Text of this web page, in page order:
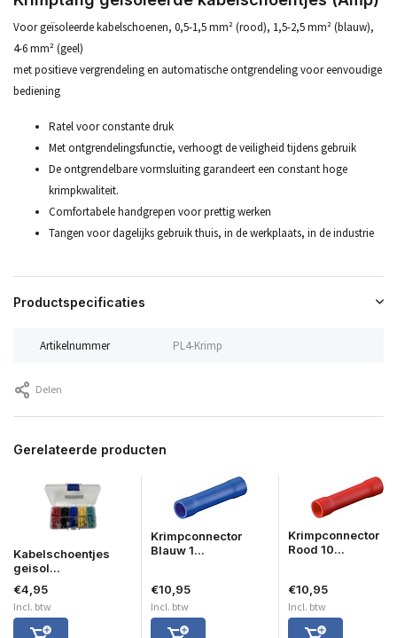
Voor geïsoleerde kabelschoenen, 0,5-1,5 mm² (rood), 1,5-2,5 mm² (blauw),
4-6 mm² (geel)
met positieve vergrendeling en automatische ontgrendeling voor eenvoudige
bediening
Ratel voor constante druk
Met ontgrendelingsfunctie, verhoogt de veiligheid tijdens gebruik
De ontgrendelbare vormsluiting garandeert een constant hoge
krimpkwaliteit.
Comfortabele handgrepen voor prettig werken
Tangen voor dagelijks gebruik thuis, in de werkplaats, in de industrie
Productspecificaties
Artikelnummer PL4-Krimp
Delen
Gerelateerde producten
Kabelschoentjes
geisol...
€4,95
Incl. btw
Krimpconnector
Blauw 1...
€10,95
Incl. btw
Krimpconnector
Rood 10...
€10,95
Incl. btw